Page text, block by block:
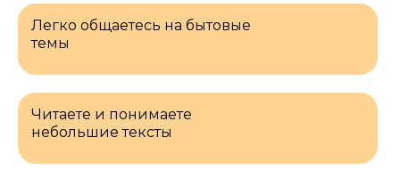
Читаете и понимаете
небольшие тексты
Легко общаетесь на бытовые
темы